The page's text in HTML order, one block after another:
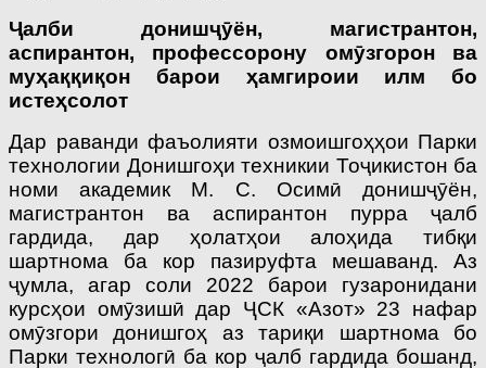
Ҷалби донишҷӯён, магистрантон,
аспирантон, профессорону омӯзгорон ва
муҳаққиқон барои ҳамгироии илм бо
истеҳсолот
Дар раванди фаъолияти озмоишгоҳҳои Парки
технологии Донишгоҳи техникии Тоҷикистон ба
номи академик М. С. Оси­мӣ донишҷӯён,
магистрантон ва аспирантон пурра ҷалб
гардида, дар ҳолатҳои алоҳида тибқи
шартнома ба кор пазируфта мешаванд. Аз
ҷумла, агар соли 2022 барои гузаронидани
курсҳои омӯзишӣ дар ҶСК «Азот» 23 нафар
омӯзгори донишгоҳ аз тариқи шартнома бо
Парки технологӣ ба кор ҷалб гардида бошанд,